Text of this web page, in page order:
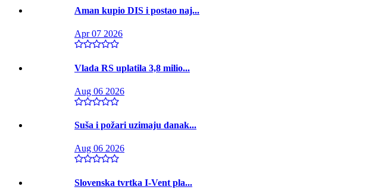
Aman kupio DIS i postao naj...
Apr 07 2026
Vlada RS uplatila 3,8 milio...
Aug 06 2026
Suša i požari uzimaju danak...
Aug 06 2026
Slovenska tvrtka I-Vent pla...